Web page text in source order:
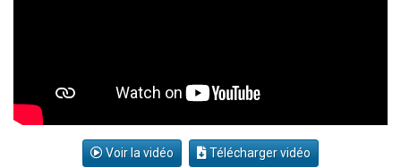
Voir la vidéo Télécharger vidéo